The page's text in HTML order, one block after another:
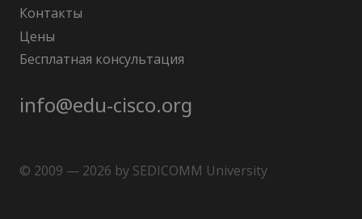
Контакты
Цены
Бесплатная консультация
info@edu-cisco.org
© 2009 — 2026 by SEDICOMM University